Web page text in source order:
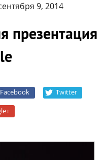
9, 2014
презентация
Facebook Twitter